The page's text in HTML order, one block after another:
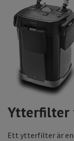
Ytterfilter
Ett ytterfilter är